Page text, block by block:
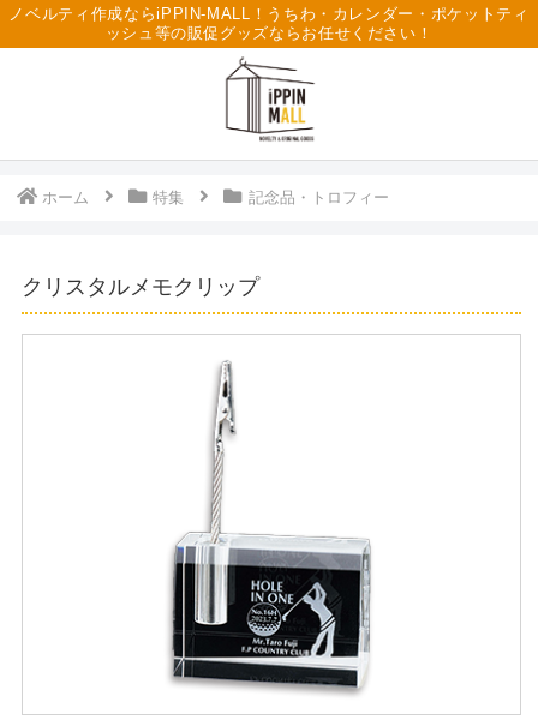
ノベルティ作成ならiPPIN-MALL！うちわ・カレンダー・ポケットティ
ッシュ等の販促グッズならお任せください！
ホーム 特集 記念品・トロフィー
クリスタルメモクリップ